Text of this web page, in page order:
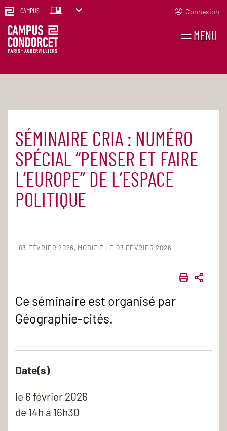
CAMPUS Connexion
MENU
Accueil Agenda
SÉMINAIRE CRIA : NUMÉRO
SPÉCIAL “PENSER ET FAIRE
L’EUROPE” DE L’ESPACE
POLITIQUE
03 FÉVRIER 2026 MODIFIÉ LE 03 FÉVRIER 2026
Ce séminaire est organisé par
Géographie-cités.
Date(s)
le 6 février 2026
de 14h à 16h30